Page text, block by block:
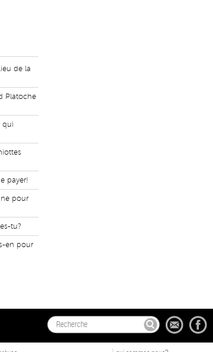
de la
Platoche
qui
payer!
pour
tu?
en pour